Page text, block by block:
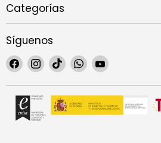
Categorías
Síguenos
Encuéntrenos
en
Facebook
Encuéntrenos
en
Instagram
Encuéntrenos
en
TikTok
Encuéntrenos
en
WhatsApp
Encuéntrenos
YouTube